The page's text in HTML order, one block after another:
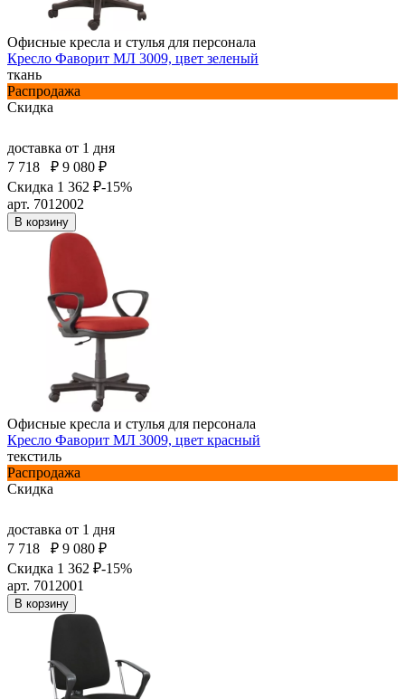
Офисные кресла и стулья для персонала
Кресло Фаворит МЛ 3009, цвет зеленый
ткань
Распродажа
Скидка
доставка от 1 дня
7 718
₽ 9 080 ₽
Скидка 1 362 ₽-15%
арт. 7012002
В корзину
Офисные кресла и стулья для персонала
Кресло Фаворит МЛ 3009, цвет красный
текстиль
Распродажа
Скидка
доставка от 1 дня
7 718
₽ 9 080 ₽
Скидка 1 362 ₽-15%
арт. 7012001
В корзину